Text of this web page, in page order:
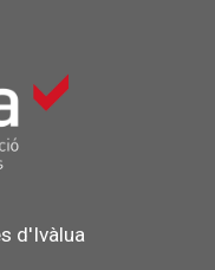
d'Ivàlua